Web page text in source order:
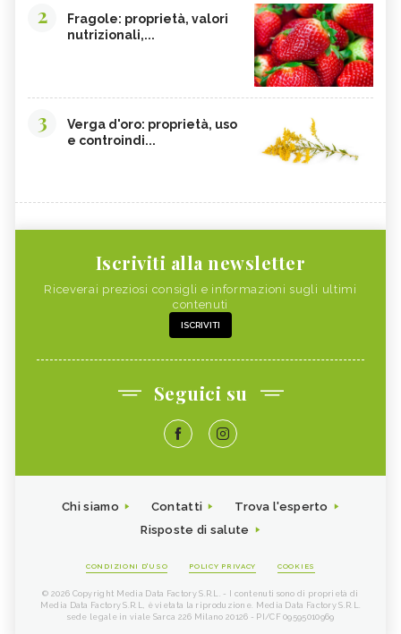
2
Fragole: proprietà, valori
nutrizionali,...
3
Verga d'oro: proprietà, uso
e controindi...
Iscriviti alla newsletter
Riceverai preziosi consigli e informazioni sugli ultimi
contenuti
ISCRIVITI
Seguici su
Chi siamo Contatti
Trova l'esperto
Risposte di salute
CONDIZIONI D'USO POLICY PRIVACY COOKIES
© 2026 Copyright Media Data Factory S.R.L. - I contenuti sono di proprietà di
Media Data Factory S.R.L, è vietata la riproduzione. Media Data Factory S.R.L.
sede legale in viale Sarca 226 Milano 20126 - PI/CF 09595010969